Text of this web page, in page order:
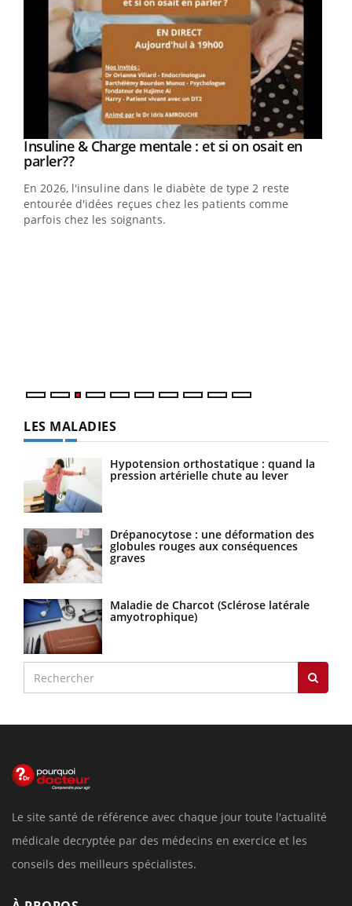
Youtube
Insuline & Charge mentale : et si on osait en
parler??Youtube
En 2026, l'insuline dans le diabète de type 2 reste
entourée d'idées reçues chez les patients comme
parfois chez les soignants.
LES MALADIES
Hypotension orthostatique : quand la
pression artérielle chute au lever
Drépanocytose : une déformation des
globules rouges aux conséquences
graves
Maladie de Charcot (Sclérose latérale
amyotrophique)
Le site santé de référence avec chaque jour toute l'actualité
médicale decryptée par des médecins en exercice et les
conseils des meilleurs spécialistes.